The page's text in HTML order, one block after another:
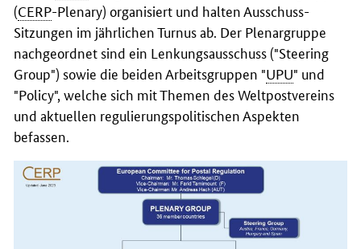
(CERP-Plenary) organisiert und halten Ausschuss-
Sitzungen im jährlichen Turnus ab. Der Plenargruppe
nachgeordnet sind ein Lenkungsausschuss ("Steering
Group") sowie die beiden Arbeitsgruppen "UPU" und
"Policy", welche sich mit Themen des Weltpostvereins
und aktuellen regulierungspolitischen Aspekten
befassen.